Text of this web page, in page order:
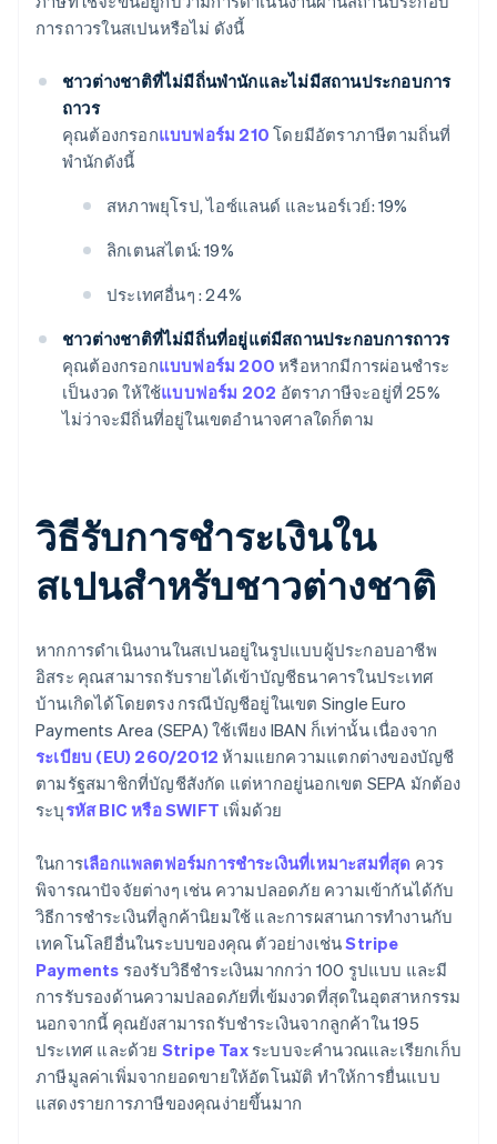
การถาวรในสเปนหรือไม่ ดังนี้
ชาวต่างชาติที่ไม่มีถิ่นพำนักและไม่มีสถานประกอบการ
ถาวร
คุณต้องกรอกแบบฟอร์ม 210 โดยมีอัตราภาษีตามถิ่นที่
พำนักดังนี้
สหภาพยุโรป, ไอซ์แลนด์ และนอร์เวย์: 19%
ลิกเตนสไตน์: 19%
ประเทศอื่นๆ : 24%
ชาวต่างชาติที่ไม่มีถิ่นที่อยู่แต่มีสถานประกอบการถาวร
คุณต้องกรอกแบบฟอร์ม 200 หรือหากมีการผ่อนชำระ
เป็นงวด ให้ใช้แบบฟอร์ม 202 อัตราภาษีจะอยู่ที่ 25%
ไม่ว่าจะมีถิ่นที่อยู่ในเขตอำนาจศาลใดก็ตาม
วิธีรับการชำระเงินใน
สเปนสำหรับชาวต่างชาติ
หากการดำเนินงานในสเปนอยู่ในรูปแบบผู้ประกอบอาชีพ
อิสระ คุณสามารถรับรายได้เข้าบัญชีธนาคารในประเทศ
บ้านเกิดได้โดยตรง กรณีบัญชีอยู่ในเขต Single Euro
Payments Area (SEPA) ใช้เพียง IBAN ก็เท่านั้น เนื่องจาก
ระเบียบ (EU) 260/2012 ห้ามแยกความแตกต่างของบัญชี
ตามรัฐสมาชิกที่บัญชีสังกัด แต่หากอยู่นอกเขต SEPA มักต้อง
ระบุรหัส BIC หรือ SWIFT เพิ่มด้วย
ในการเลือกแพลตฟอร์มการชำระเงินที่เหมาะสมที่สุด ควร
พิจารณาปัจจัยต่างๆ เช่น ความปลอดภัย ความเข้ากันได้กับ
วิธีการชำระเงินที่ลูกค้านิยมใช้ และการผสานการทำงานกับ
เทคโนโลยีอื่นในระบบของคุณ ตัวอย่างเช่นStripe
Payments รองรับวิธีชำระเงินมากกว่า 100 รูปแบบ และมี
การรับรองด้านความปลอดภัยที่เข้มงวดที่สุดในอุตสาหกรรม
นอกจากนี้ คุณยังสามารถรับชำระเงินจากลูกค้าใน 195
ประเทศ และด้วย Stripe Taxระบบจะคำนวณและเรียกเก็บ
ภาษีมูลค่าเพิ่มจากยอดขายให้อัตโนมัติ ทำให้การยื่นแบบ
แสดงรายการภาษีของคุณง่ายขึ้นมาก